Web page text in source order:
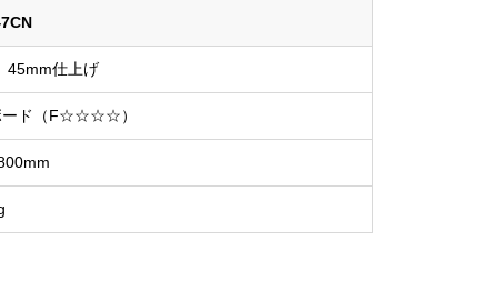
仕上げ
ード（F☆☆☆☆）